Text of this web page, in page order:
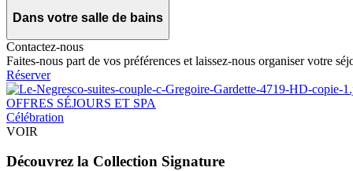
Dans votre salle de bains
Contactez-nous
Faites-nous part de vos préférences et laissez-nous organiser votre
Réserver
OFFRES SÉJOURS ET SPA
Célébration
VOIR
Découvrez la Collection Signature